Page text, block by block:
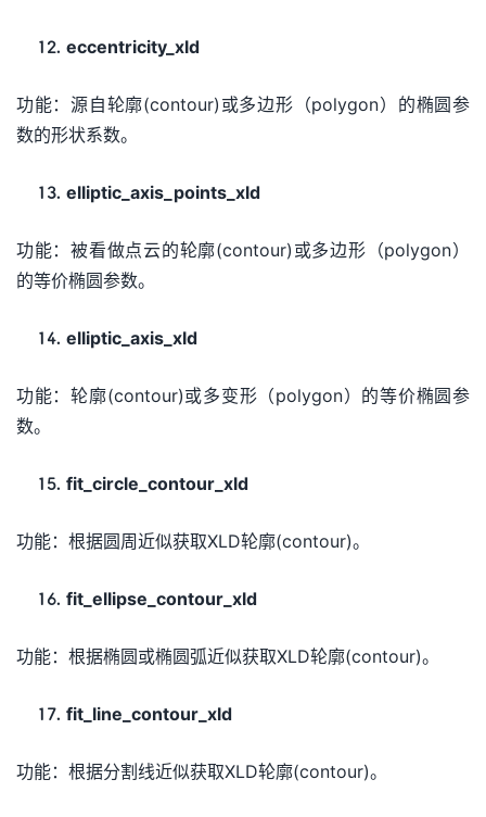
eccentricity_xld
功能：源自轮廓(contour)或多边形（polygon）的椭圆参
数的形状系数。
elliptic_axis_points_xld
功能：被看做点云的轮廓(contour)或多边形（polygon）
的等价椭圆参数。
elliptic_axis_xld
功能：轮廓(contour)或多变形（polygon）的等价椭圆参
数。
fit_circle_contour_xld
功能：根据圆周近似获取XLD轮廓(contour)。
fit_ellipse_contour_xld
功能：根据椭圆或椭圆弧近似获取XLD轮廓(contour)。
fit_line_contour_xld
功能：根据分割线近似获取XLD轮廓(contour)。